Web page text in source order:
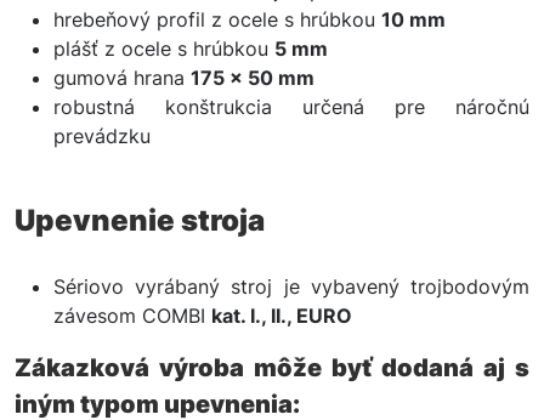
hrebeňový profil z ocele s hrúbkou 10 mm
plášť z ocele s hrúbkou 5 mm
gumová hrana 175 × 50 mm
robustná konštrukcia určená pre náročnú
prevádzku
Upevnenie stroja
Sériovo vyrábaný stroj je vybavený trojbodovým
závesom COMBI kat. I., II., EURO
Zákazková výroba môže byť dodaná aj s
iným typom upevnenia: